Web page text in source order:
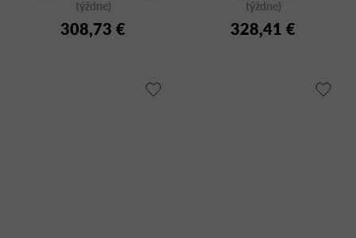
kolieskach, s
podrúčkami
týždne)
308,73 €
týždne)
328,41 €